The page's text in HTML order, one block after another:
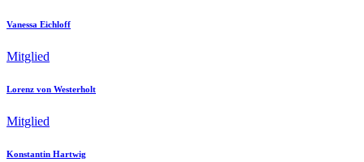
Vanessa Eichloff
Mitglied
Lorenz von Westerholt
Mitglied
Konstantin Hartwig